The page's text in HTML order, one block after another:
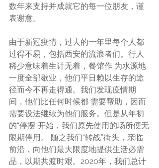
数年来支持并成就它的每一位朋友，谨
表谢意。
由于新冠疫情，过去的一年里每个人都
过得不易，包括⻄安的流浪者们。行人
稀少意味着生计无着，餐馆作 为水源地
一度全部歇业，他们平日赖以生存的途
径而今不再走得通。我们发现疫情期
间，他们比任何时候都 需要帮助，因而
需要设法继续为他们服务。但是从年初
的“停摆”开始，我们原先使用的场所便无
限期停用。 随之我们“转战”街头，亲临
前沿，向他们最大限度地提供生活必需
品，以期共渡时艰。2020年，我们总计